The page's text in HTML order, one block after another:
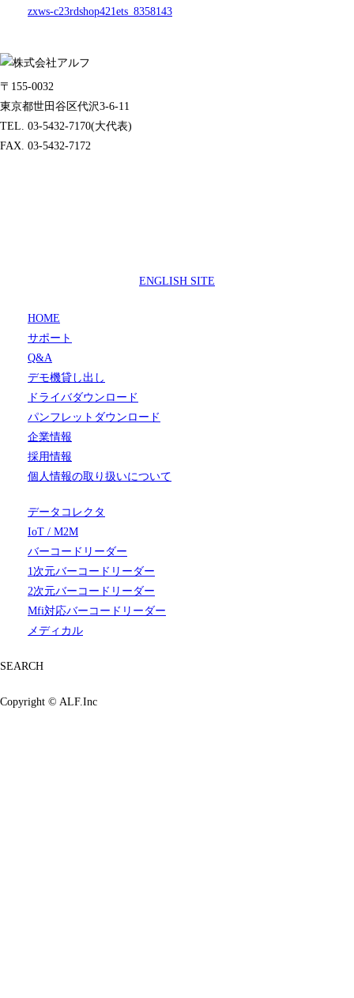
zxws-c23rdshop421ets_8358143
〒155-0032
東京都世田谷区代沢3-6-11
TEL. 03-5432-7170(大代表)
FAX. 03-5432-7172
ENGLISH SITE
HOME
サポート
Q&A
デモ機貸し出し
ドライバダウンロード
パンフレットダウンロード
企業情報
採用情報
個人情報の取り扱いについて
データコレクタ
IoT / M2M
バーコードリーダー
1次元バーコードリーダー
2次元バーコードリーダー
Mfi対応バーコードリーダー
メディカル
SEARCH
Copyright © ALF.Inc